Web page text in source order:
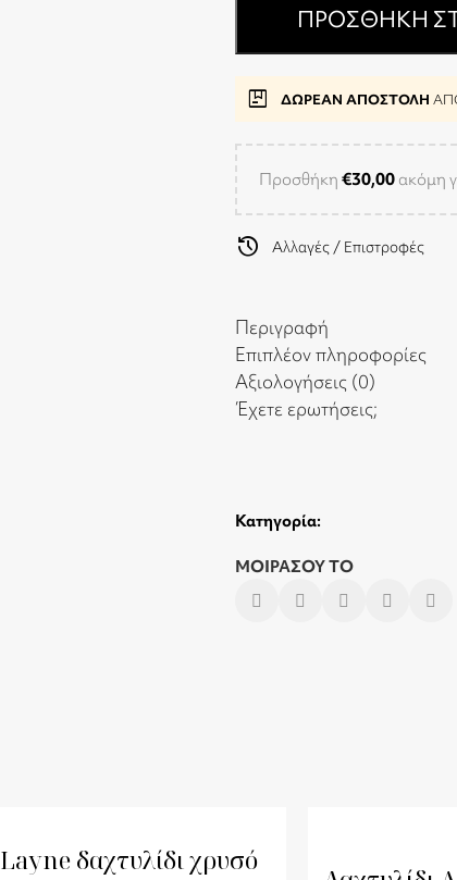
ΠΡΟΣΘΉΚΗ
package ΔΩΡΕΑΝ ΑΠΟΣΤΟΛΗ
Προσθήκη €30,00 ακόμη
history Αλλαγές / Επιστροφές
Περιγραφή
Επιπλέον πληροφορίες
Αξιολογήσεις (0)
Έχετε ερωτήσεις;
Κατηγορία:
ΜΟΙΡΑΣΟΥ ΤΟ
Layne δαχτυλίδι χρυσό